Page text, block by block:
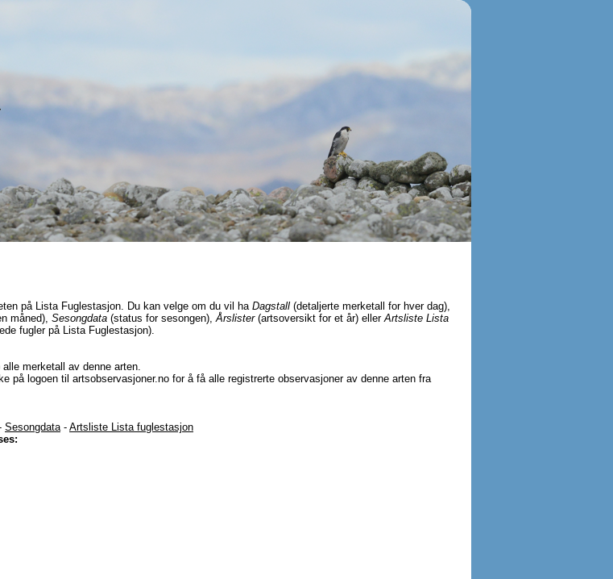
på Lista Fuglestasjon. Du kan velge om du vil ha Dagstall (detaljerte merketall for hver dag),
måned), Sesongdata (status for sesongen),Årslister(artsoversikt for et år) ellerArtsliste Lista
fugler på Lista Fuglestasjon).
merketall av denne arten.
på logoen til artsobservasjoner.no for å få alle registrerte observasjoner av denne arten fra
Sesongdata- Artsliste Lista fuglestasjon